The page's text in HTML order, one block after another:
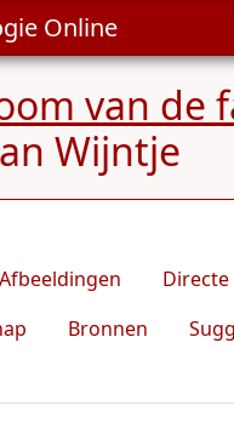
Online
van de
Wijntje
Afbeeldingen
Bronnen